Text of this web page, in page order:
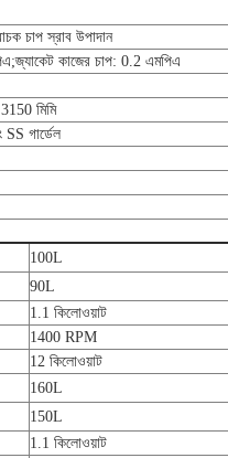
চাপ স্রাব উপাদান
কাজের চাপ: 0.2 এমপিএ
মিমি
গার্ডেল
100L
90L
1.1 কিলোওয়াট
1400 RPM
12 কিলোওয়াট
160L
150L
1.1 কিলোওয়াট